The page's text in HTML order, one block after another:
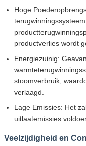
Hoge
productverlies wordt
Energiezuinig:
stoomverbruik,
verlaagd.
Lage Emissies: Het
uitlaatemissies
Veelzijdigheid en